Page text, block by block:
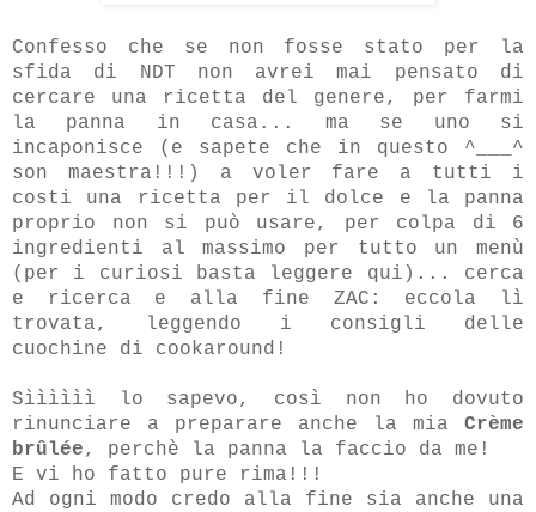
Confesso che se non fosse stato per
la
sfida di NDT non avrei mai pensato di
cercare una ricetta del genere, per farmi
la panna in casa... ma se uno si
incaponisce (e sapete che in questo ^___^
son maestra!!!) a voler fare a tutti i
costi una ricetta per il dolce e la panna
proprio non si può usare, per colpa di 6
ingredienti al massimo per tutto un menù
(per i curiosi basta leggere qui )... cerca
e ricerca e alla fine ZAC: eccola lì
trovata, leggendo i consigli delle
cuochine di cookaround!
Sìììììì lo sapevo, così non ho dovuto
rinunciare a preparare anche la mia Crème
brûlée, perchè la panna la faccio da me!
E vi ho fatto pure rima!!!
Ad ogni modo credo alla fine sia anche una